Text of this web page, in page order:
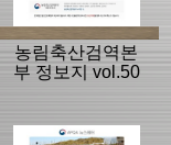
농림축산검역본
부 정보지 vol.50